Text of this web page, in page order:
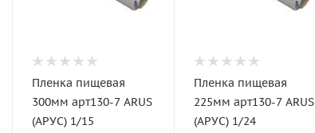
Пленка пищевая
300мм арт130-7 ARUS
(АРУС) 1/15
Пленка пищевая
225мм арт130-7 ARUS
(АРУС) 1/24